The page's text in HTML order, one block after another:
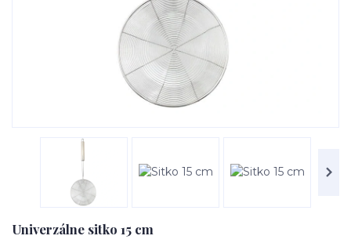
Univerzálne sitko 15 cm